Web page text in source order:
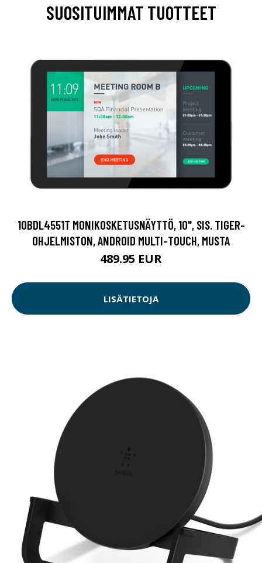
SUOSITUIMMAT TUOTTEET
10BDL4551T MONIKOSKETUSNÄYTTÖ, 10", SIS. TIGER-
OHJELMISTON, ANDROID MULTI-TOUCH, MUSTA
489.95 EUR
LISÄTIETOJA